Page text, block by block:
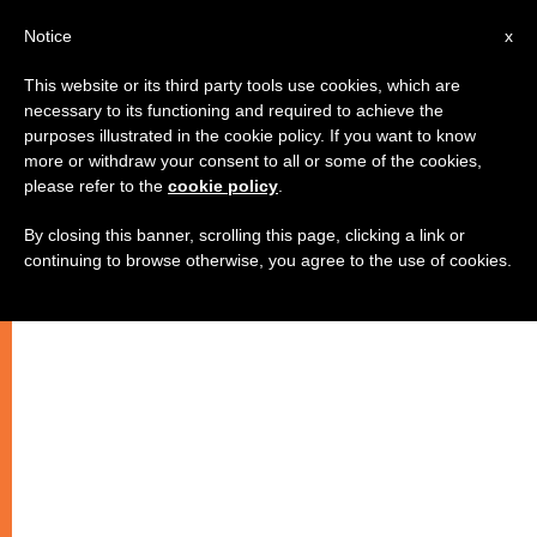
تيزيه في رحلة حج إلى موسكو
بمناسبة عيد الفصح
x
Notice
This website or its third party tools use cookies, which are
necessary to its functioning and required to achieve the
purposes illustrated in the cookie policy. If you want to know
more or withdraw your consent to all or some of the cookies,
please refer to the cookie policy
By closing this banner, scrolling this page, clicking a link or
continuing to browse otherwise, you agree to the use of cookies.